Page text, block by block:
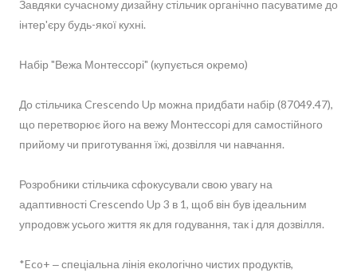
Завдяки сучасному дизайну стільчик органічно пасуватиме до
інтер'єру будь-якої кухні.
Набір "Вежа Монтессорі" (купується окремо)
До стільчика Crescendo Up можна придбати набір (87049.47),
що перетворює його на вежу Монтессорі для самостійного
прийому чи приготування їжі, дозвілля чи навчання.
Розробники стільчика сфокусували свою увагу на
адаптивності Crescendo Up 3 в 1, щоб він був ідеальним
упродовж усього життя як для годування, так і для дозвілля.
*Eco+ ‒ спеціальна лінія екологічно чистих продуктів,